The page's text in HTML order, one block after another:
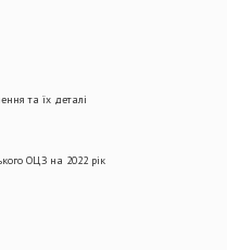
та їх деталі
ОЦЗ на 2022 рік